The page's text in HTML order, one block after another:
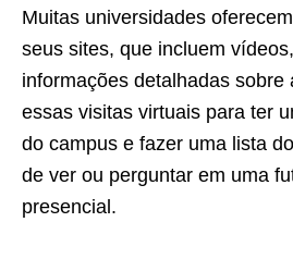
Muitas universidades
seus sites, que incluem
informações detalhadas sobre
essas visitas virtuais para ter
do campus e fazer uma lista
de ver ou perguntar em uma
presencial.